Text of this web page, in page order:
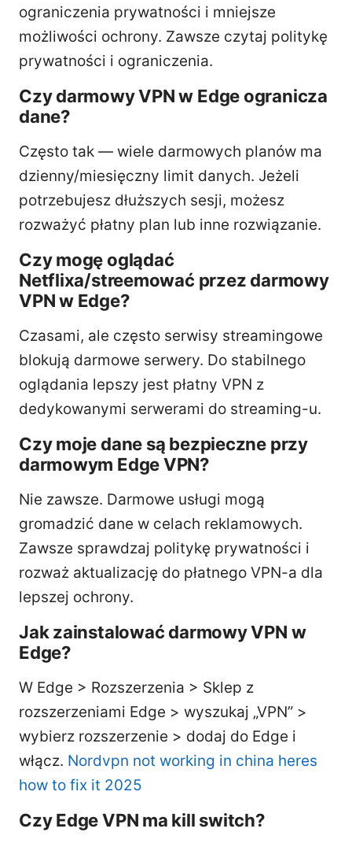
ograniczenia prywatności i mniejsze
możliwości ochrony. Zawsze czytaj politykę
prywatności i ograniczenia.
Czy darmowy VPN w Edge ogranicza
dane?
Często tak — wiele darmowych planów ma
dzienny/miesięczny limit danych. Jeżeli
potrzebujesz dłuższych sesji, możesz
rozważyć płatny plan lub inne rozwiązanie.
Czy mogę oglądać
Netflixa/streemować przez darmowy
VPN w Edge?
Czasami, ale często serwisy streamingowe
blokują darmowe serwery. Do stabilnego
oglądania lepszy jest płatny VPN z
dedykowanymi serwerami do streaming-u.
Czy moje dane są bezpieczne przy
darmowym Edge VPN?
Nie zawsze. Darmowe usługi mogą
gromadzić dane w celach reklamowych.
Zawsze sprawdzaj politykę prywatności i
rozważ aktualizację do płatnego VPN-a dla
lepszej ochrony.
Jak zainstalować darmowy VPN w
Edge?
W Edge > Rozszerzenia > Sklep z
rozszerzeniami Edge > wyszukaj „VPN” >
wybierz rozszerzenie > dodaj do Edge i
włącz. Nordvpn not working in china heres
how to fix it 2025
Czy Edge VPN ma kill switch?